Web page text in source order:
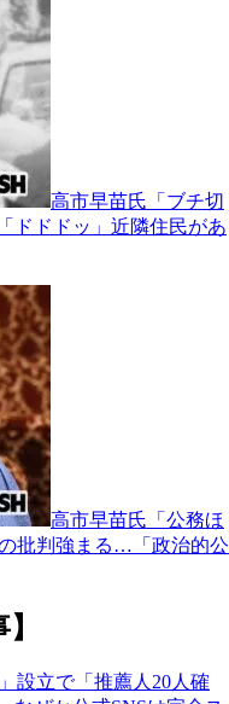
高市早苗氏「ブチ切
ドドドッ」近隣住民があ
高市早苗氏「公務ほ
批判強まる…「政治的公
設立で「推薦人20人確